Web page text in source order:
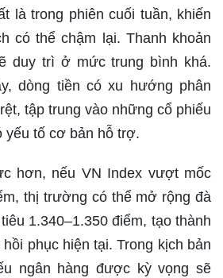
là trong phiên cuối tuần, khiến
có thể chậm lại. Thanh khoản
duy trì ở mức trung bình khá.
dòng tiền có xu hướng phân
tập trung vào những cổ phiếu
yếu tố cơ bản hỗ trợ.
hơn, nếu VN Index vượt mốc
thị trường có thể mở rộng đà
1.340–1.350 điểm, tạo thành
phục hiện tại. Trong kịch bản
ngân hàng được kỳ vọng sẽ